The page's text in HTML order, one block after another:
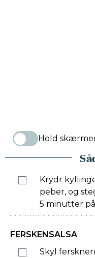
Hold
Krydr
peber, og
5 minutter
FERSKENSALSA
Skyl